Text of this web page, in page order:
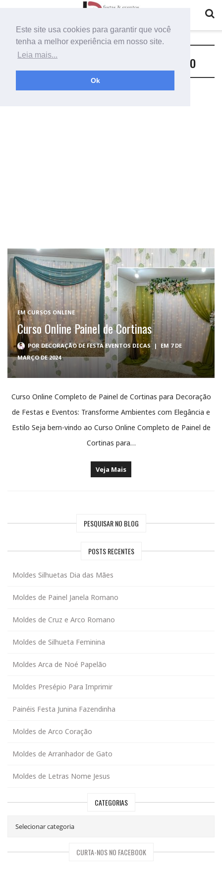
Este site usa cookies para garantir que você
tenha a melhor experiência em nosso site.
Leia mais...
Ok
Tag:curso para iniciante decoração
EMCURSOS ONLINE
Curso Online Painel de Cortinas
POR DECORAÇÃO DE FESTA EVENTOS DICAS |
EM 7 DE
MARÇO DE 2024
Curso Online Completo de Painel de Cortinas para Decoração
de Festas e Eventos: Transforme Ambientes com Elegância e
Estilo Seja bem-vindo ao Curso Online Completo de Painel de
Cortinas para…
Veja Mais
PESQUISAR NO BLOG
POSTS RECENTES
Moldes Silhuetas Dia das Mães
Moldes de Painel Janela Romano
Moldes de Cruz e Arco Romano
Moldes de Silhueta Feminina
Moldes Arca de Noé Papelão
Moldes Presépio Para Imprimir
Painéis Festa Junina Fazendinha
Moldes de Arco Coração
Moldes de Arranhador de Gato
Moldes de Letras Nome Jesus
CATEGORIAS
CURTA-NOS NO FACEBOOK